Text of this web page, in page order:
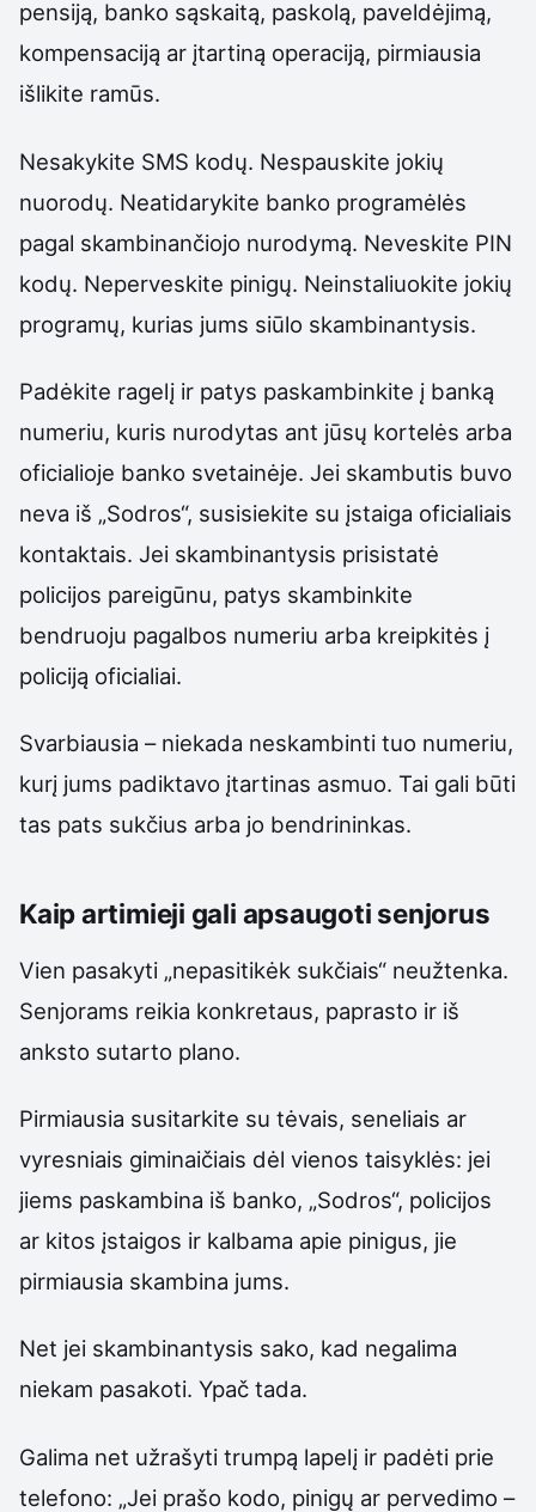
pensiją, banko sąskaitą, paskolą, paveldėjimą,
kompensaciją ar įtartiną operaciją, pirmiausia
išlikite ramūs.
Nesakykite SMS kodų. Nespauskite jokių
nuorodų. Neatidarykite banko programėlės
pagal skambinančiojo nurodymą. Neveskite PIN
kodų. Neperveskite pinigų. Neinstaliuokite jokių
programų, kurias jums siūlo skambinantysis.
Padėkite ragelį ir patys paskambinkite į banką
numeriu, kuris nurodytas ant jūsų kortelės arba
oficialioje banko svetainėje. Jei skambutis buvo
neva iš „Sodros“, susisiekite su įstaiga oficialiais
kontaktais. Jei skambinantysis prisistatė
policijos pareigūnu, patys skambinkite
bendruoju pagalbos numeriu arba kreipkitės į
policiją oficialiai.
Svarbiausia – niekada neskambinti tuo numeriu,
kurį jums padiktavo įtartinas asmuo. Tai gali būti
tas pats sukčius arba jo bendrininkas.
Kaip artimieji gali apsaugoti senjorus
Vien pasakyti „nepasitikėk sukčiais“ neužtenka.
Senjorams reikia konkretaus, paprasto ir iš
anksto sutarto plano.
Pirmiausia susitarkite su tėvais, seneliais ar
vyresniais giminaičiais dėl vienos taisyklės: jei
jiems paskambina iš banko, „Sodros“, policijos
ar kitos įstaigos ir kalbama apie pinigus, jie
pirmiausia skambina jums.
Net jei skambinantysis sako, kad negalima
niekam pasakoti. Ypač tada.
Galima net užrašyti trumpą lapelį ir padėti prie
telefono: „Jei prašo kodo, pinigų ar pervedimo –